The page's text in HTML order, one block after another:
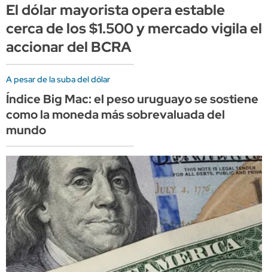
El dólar mayorista opera estable
cerca de los $1.500 y mercado vigila el
accionar del BCRA
A pesar de la suba del dólar
Índice Big Mac: el peso uruguayo se sostiene
como la moneda más sobrevaluada del
mundo